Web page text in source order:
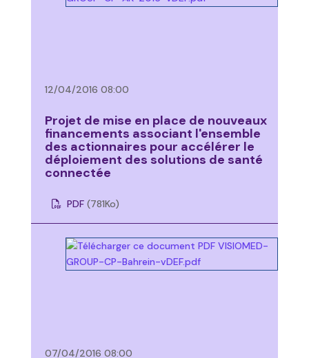
12/04/2016 08:00
Projet de mise en place de nouveaux
financements associant l'ensemble
des actionnaires pour accélérer le
déploiement des solutions de santé
connectée
PDF (781Ko)
07/04/2016 08:00